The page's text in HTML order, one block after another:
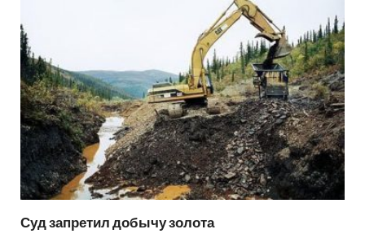
Суд запретил добычу золота